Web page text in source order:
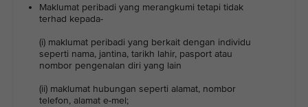
Maklumat peribadi yang merangkumi tetapi tidak
terhad kepada-
(i) maklumat peribadi yang berkait dengan individu
seperti nama, jantina, tarikh lahir, pasport atau
nombor pengenalan diri yang lain
(ii) maklumat hubungan seperti alamat, nombor
telefon, alamat e-mel;